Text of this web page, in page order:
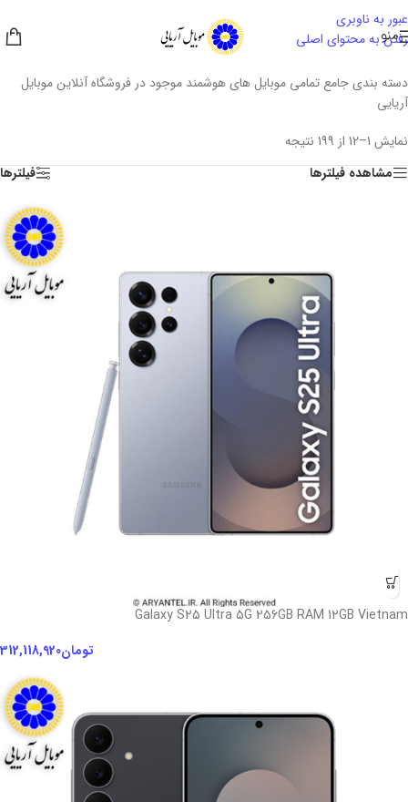
عبور به ناوبری
رفتن به محتوای اصلی
منو
دسته بندی جامع تمامی موبایل های هوشمند موجود در فروشگاه آنلاین موبایل
آریایی
نمایش 1–12 از 199 نتیجه
مشاهده فیلترها
فیلترها
Galaxy S25 Ultra 5G 256GB RAM 12GB Vietnam
تومان312,118,920